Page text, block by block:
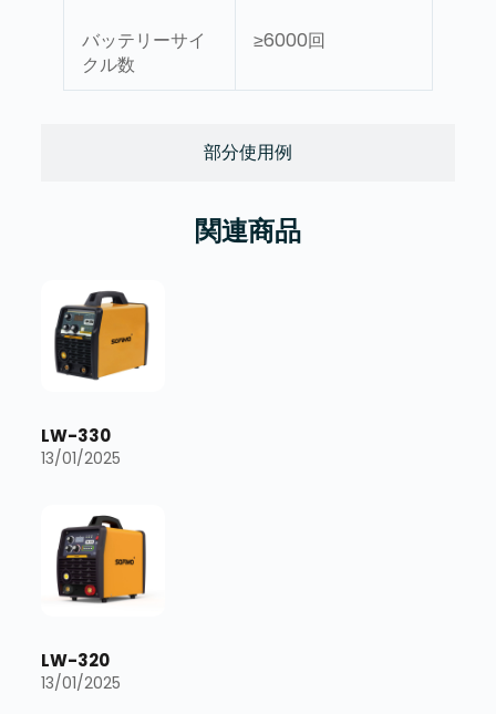
部分使用例
バッテリーサイ
クル数
≥6000回
関連商品
LW-330
13/01/2025
LW-320
13/01/2025